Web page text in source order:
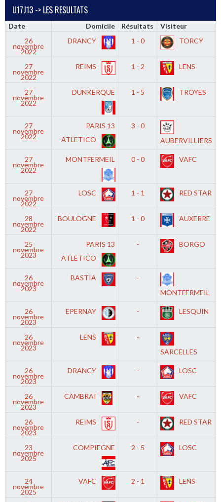
U17J13 -> LES RESULTATS
Date Domicile Résultats
Visiteur
26
novembre
2022
DRANCY 1 - 0 TORCY
27
novembre
2022
REIMS 1 - 2 LENS
27
novembre
2022
DUNKERQUE 1 - 5 TROYES
27
novembre
2022
PARIS 13
ATLETICO
3 - 0
AUBERVILLIERS
27
novembre
2022
MONTFERMEIL 0 - 0 VAFC
27
novembre
2022
LOSC 1 - 1 RED STAR
28
novembre
2022
BOULOGNE 1 - 0 AUXERRE
25
novembre
2023
PARIS 13
ATLETICO
- BORGO
26
novembre
2023
BASTIA
-
MONTFERMEIL
26
novembre
2023
EPERNAY - LESQUIN
26
novembre
2023
LENS
-
SARCELLES
26
novembre
2023
DRANCY - LOSC
26
novembre
2023
CAMBRAI - VAFC
26
novembre
2023
REIMS - RED STAR
23
novembre
2025
COMPIEGNE 2 - 5 LOSC
24
novembre
2025
VAFC 2 - 1 LENS